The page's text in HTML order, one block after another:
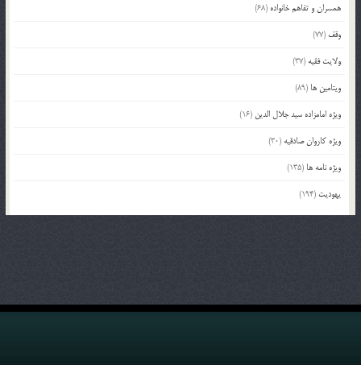
همسران و تفاهم خانواده (68)
وقف (77)
ولایت فقیه (37)
ویتامین ها (89)
ویژه امامزاده سید جلال الدین (16)
ویژه کاروان صادقیه (30)
ویژه نامه ها (135)
یهودیت (194)